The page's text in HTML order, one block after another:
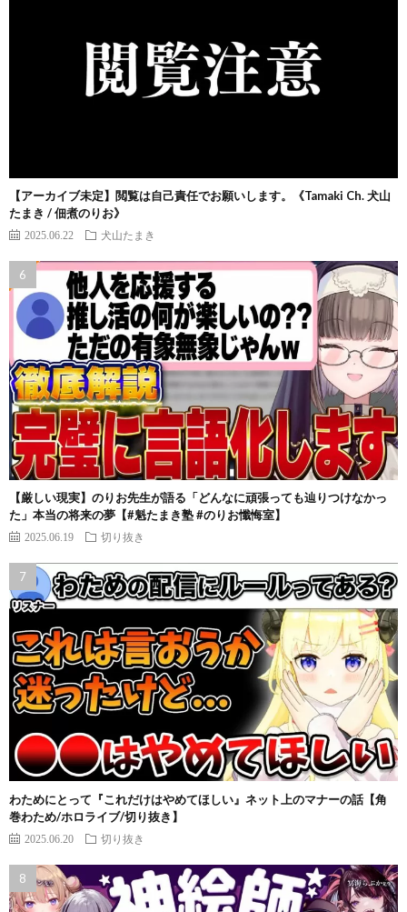
【アーカイブ未定】閲覧は自己責任でお願いします。《Tamaki Ch. 犬山
たまき / 佃煮のりお》
2025.06.22 犬山たまき
【厳しい現実】のりお先生が語る「どんなに頑張っても辿りつけなかっ
た」本当の将来の夢【#魁たまき塾 #のりお懺悔室】
2025.06.19 切り抜き
わためにとって『これだけはやめてほしい』ネット上のマナーの話【角
巻わため/ホロライブ/切り抜き】
2025.06.20 切り抜き